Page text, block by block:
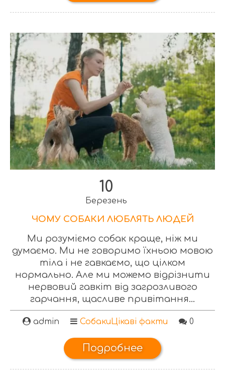
10
Березень
ЧОМУ СОБАКИ ЛЮБЛЯТЬ ЛЮДЕЙ
Ми розуміємо собак краще, ніж ми
думаємо. Ми не говоримо їхньою мовою
тіла і не гавкаємо, що цілком
нормально. Але ми можемо відрізнити
нервовий гавкіт від загрозливого
гарчання, щасливе привітання...
admin Собаки Цікаві факти 0
Подробнее